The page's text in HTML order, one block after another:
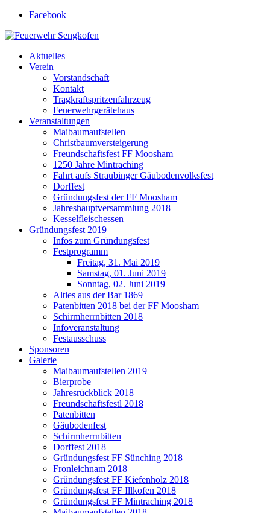
Facebook
Feuerwehr Sengkofen
Gott zur Ehr', dem nächsten zur Wehr
Aktuelles
Verein
Vorstandschaft
Kontakt
Tragkraftspritzenfahrzeug
Feuerwehrgerätehaus
Veranstaltungen
Maibaumaufstellen
Christbaumversteigerung
Freundschaftsfest FF Moosham
1250 Jahre Mintraching
Fahrt aufs Straubinger Gäubodenvolksfest
Dorffest
Gründungsfest der FF Moosham
Jahreshauptversammlung 2018
Kesselfleischessen
Gründungsfest 2019
Infos zum Gründungsfest
Festprogramm
Freitag, 31. Mai 2019
Samstag, 01. Juni 2019
Sonntag, 02. Juni 2019
Alties aus der Bar 1869
Patenbitten 2018 bei der FF Moosham
Schirmherrnbitten 2018
Infoveranstaltung
Festausschuss
Sponsoren
Galerie
Maibaumaufstellen 2019
Bierprobe
Jahresrückblick 2018
Freundschaftsfestl 2018
Patenbitten
Gäubodenfest
Schirmherrnbitten
Dorffest 2018
Gründungsfest FF Sünching 2018
Fronleichnam 2018
Gründungsfest FF Kiefenholz 2018
Gründungsfest FF Illkofen 2018
Gründungsfest FF Mintraching 2018